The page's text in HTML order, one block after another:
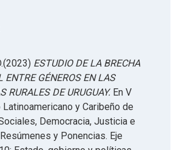
ESTUDIO DE LA BRECHA
ENTRE GÉNEROS EN LAS
RURALES DE URUGUAY. En V
y Caribeño de
Democracia, Justicia e
y Ponencias. Eje